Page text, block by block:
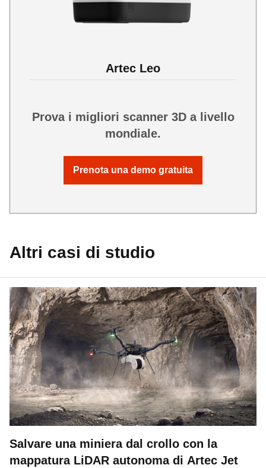
Artec Leo
Prova i migliori scanner 3D a livello
mondiale.
Prenota una demo gratuita
Altri casi di studio
Salvare una miniera dal crollo con la
mappatura LiDAR autonoma di Artec Jet